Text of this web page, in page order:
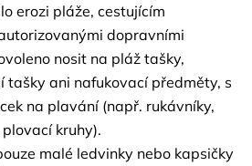
erozi pláže, cestujícím
dopravními
nosit na pláž tašky,
tašky ani nafukovací předměty, s
na plavání (např. rukávníky,
kruhy).
malé ledvinky nebo kapsičky